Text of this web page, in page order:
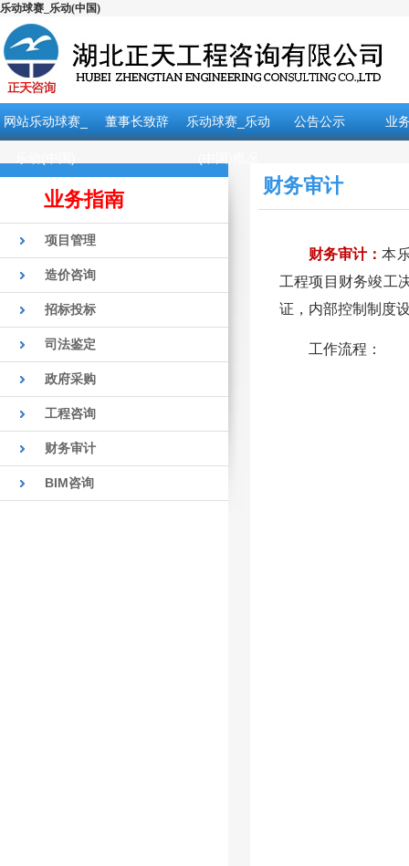
乐动球赛_乐动(中国)
网站乐动球赛_ 董事长致辞 乐动球赛_乐动 公告公示 业
业务指南
项目管理
造价咨询
招标投标
司法鉴定
政府采购
工程咨询
财务审计
BIM咨询
财务审计
财务审计：本
工程项目财务竣工
证，内部控制制度
工作流程：